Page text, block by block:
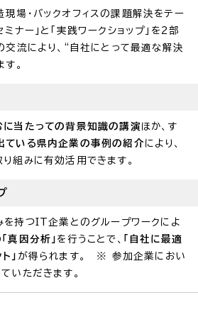
場・バックオフィスの課題解決をテー
ナー」と「実践ワークショップ」を2部
流により、“自社にとって最適な解決
。
当たっての背景知識の講演 ほか、す
ている県内企業の事例の紹介 により、
組みに有効活用できます。
持つIT企業とのグループワークによ
真因分析」 を行うことで、
「自社に最適
」 が得られます。 ※ 参加企業におい
いただきます。